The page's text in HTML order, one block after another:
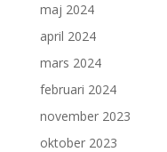
maj 2024
april 2024
mars 2024
februari 2024
november 2023
oktober 2023